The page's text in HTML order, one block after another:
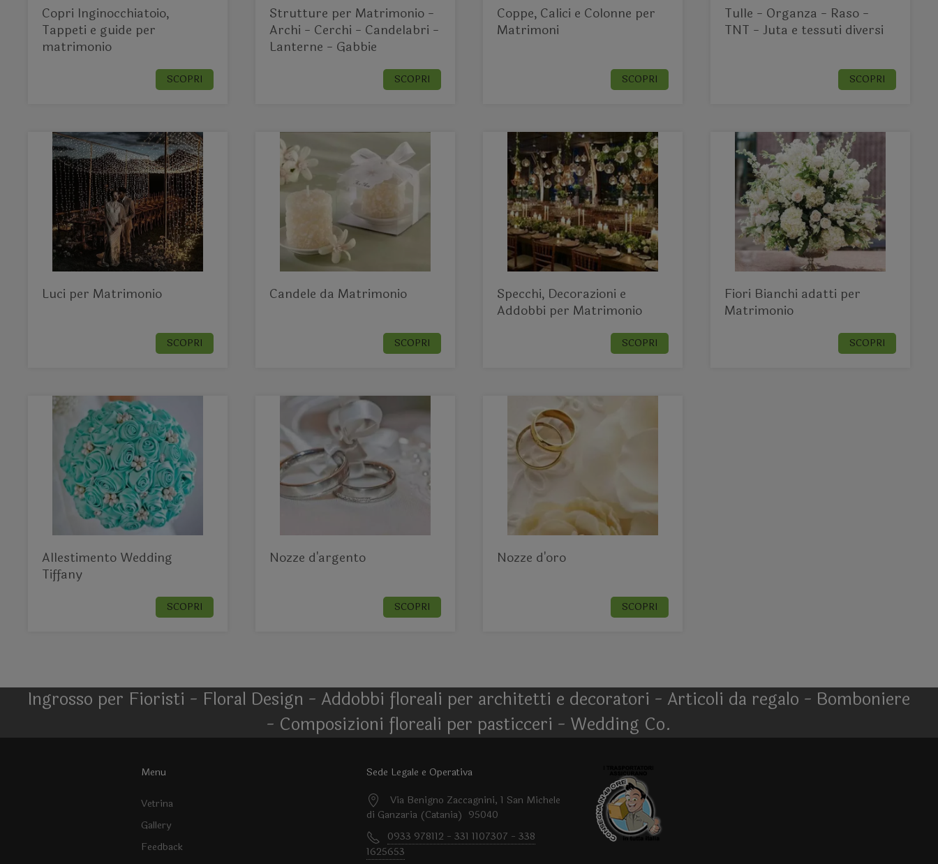
Copri Inginocchiatoio,
Tappeti e guide per
matrimonio
SCOPRI
Strutture per Matrimonio -
Archi - Cerchi - Candelabri -
Lanterne - Gabbie
SCOPRI
Coppe, Calici e Colonne per
Matrimoni
SCOPRI
Tulle - Organza - Raso -
TNT - Juta e tessuti diversi
SCOPRI
Luci per Matrimonio
SCOPRI
Candele da Matrimonio
SCOPRI
Specchi, Decorazioni e
Addobbi per Matrimonio
SCOPRI
Fiori Bianchi adatti per
Matrimonio
SCOPRI
Allestimento Wedding
Tiffany
SCOPRI
Nozze d'argento
SCOPRI
Nozze d'oro
SCOPRI
Ingrosso per Fioristi - Floral Design - Addobbi floreali per architetti e decoratori - Articoli da regalo - Bomboniere
- Composizioni floreali per pasticceri - Wedding Co.
Menu
Vetrina
Gallery
Feedback
Sede Legale e Operativa
Via Benigno Zaccagnini, 1 San Michele
di Ganzaria (Catania) 95040
0933 978112 - 331 1107307 - 338
1625653